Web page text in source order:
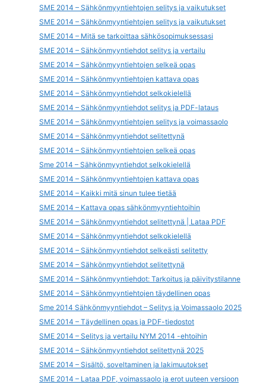
SME 2014 – Sähkönmyyntiehtojen selitys ja vaikutukset
SME 2014 – Sähkönmyyntiehtojen selitys ja vaikutukset
SME 2014 – Mitä se tarkoittaa sähkösopimuksessasi
SME 2014 – Sähkönmyyntiehdot selitys ja vertailu
SME 2014 – Sähkönmyyntiehtojen selkeä opas
SME 2014 – Sähkönmyyntiehtojen kattava opas
SME 2014 – Sähkönmyyntiehdot selkokielellä
SME 2014 – Sähkönmyyntiehdot selitys ja PDF-lataus
SME 2014 – Sähkönmyyntiehtojen selitys ja voimassaolo
SME 2014 – Sähkönmyyntiehdot selitettynä
SME 2014 – Sähkönmyyntiehtojen selkeä opas
Sme 2014 – Sähkönmyyntiehdot selkokielellä
SME 2014 – Sähkönmyyntiehtojen kattava opas
SME 2014 – Kaikki mitä sinun tulee tietää
SME 2014 – Kattava opas sähkönmyyntiehtoihin
SME 2014 – Sähkönmyyntiehdot selitettynä | Lataa PDF
SME 2014 – Sähkönmyyntiehdot selkokielellä
SME 2014 – Sähkönmyyntiehdot selkeästi selitetty
SME 2014 – Sähkönmyyntiehdot selitettynä
SME 2014 – Sähkönmyyntiehdot: Tarkoitus ja päivitystilanne
SME 2014 – Sähkönmyyntiehtojen täydellinen opas
Sme 2014 Sähkönmyyntiehdot – Selitys ja Voimassaolo 2025
SME 2014 – Täydellinen opas ja PDF-tiedostot
SME 2014 – Selitys ja vertailu NYM 2014 -ehtoihin
SME 2014 – Sähkönmyyntiehdot selitettynä 2025
SME 2014 – Sisältö, soveltaminen ja lakimuutokset
SME 2014 – Lataa PDF, voimassaolo ja erot uuteen versioon